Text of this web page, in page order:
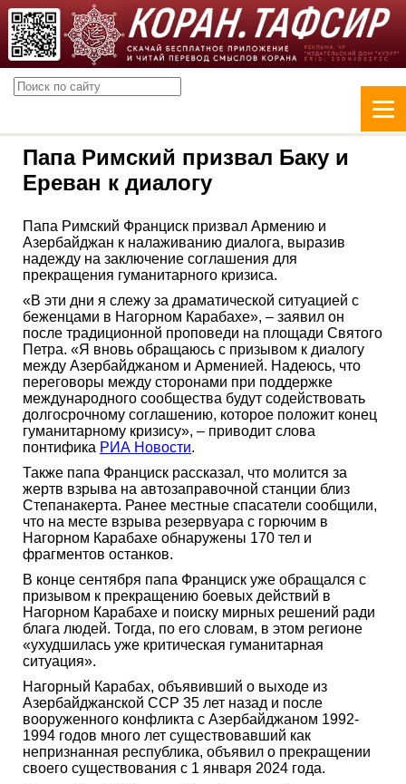
Папа Римский призвал Баку и
Ереван к диалогу
Папа Римский Франциск призвал Армению и
Азербайджан к налаживанию диалога, выразив
надежду на заключение соглашения для
прекращения гуманитарного кризиса.
«В эти дни я слежу за драматической ситуацией с
беженцами в Нагорном Карабахе», – заявил он
после традиционной проповеди на площади Святого
Петра. «Я вновь обращаюсь с призывом к диалогу
между Азербайджаном и Арменией. Надеюсь, что
переговоры между сторонами при поддержке
международного сообщества будут содействовать
долгосрочному соглашению, которое положит конец
гуманитарному кризису», – приводит слова
понтифика РИА Новости.
Также папа Франциск рассказал, что молится за
жертв взрыва на автозаправочной станции близ
Степанакерта. Ранее местные спасатели сообщили,
что на месте взрыва резервуара с горючим в
Нагорном Карабахе обнаружены 170 тел и
фрагментов останков.
В конце сентября папа Франциск уже обращался с
призывом к прекращению боевых действий в
Нагорном Карабахе и поиску мирных решений ради
блага людей. Тогда, по его словам, в этом регионе
«ухудшилась уже критическая гуманитарная
ситуация».
Нагорный Карабах, объявивший о выходе из
Азербайджанской ССР 35 лет назад и после
вооруженного конфликта с Азербайджаном 1992-
1994 годов много лет существовавший как
непризнанная республика, объявил о прекращении
своего существования с 1 января 2024 года.